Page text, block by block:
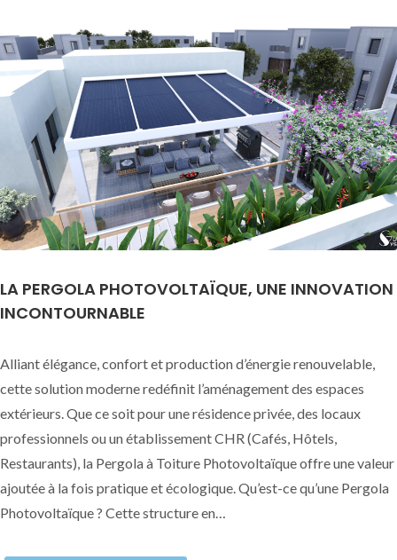
LA PERGOLA PHOTOVOLTAÏQUE, UNE INNOVATION
INCONTOURNABLE
Alliant élégance, confort et production d’énergie renouvelable,
cette solution moderne redéfinit l’aménagement des espaces
extérieurs. Que ce soit pour une résidence privée, des locaux
professionnels ou un établissement CHR (Cafés, Hôtels,
Restaurants), la Pergola à Toiture Photovoltaïque offre une valeur
ajoutée à la fois pratique et écologique. Qu’est-ce qu’une Pergola
Photovoltaïque ? Cette structure en…